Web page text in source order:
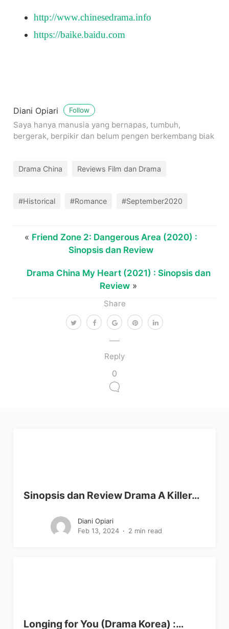
Share
Reply
0
http://www.chinesedrama.info
https://baike.baidu.com
Diani Opiari Follow
Saya hanya manusia yang bernapas, tumbuh,
bergerak, berpikir dan belum pengen berkembang biak
Drama China Reviews Film dan Drama
#Historical #Romance #September2020
« Friend Zone 2: Dangerous Area (2020) :
Sinopsis dan Review
Drama China My Heart (2021) : Sinopsis dan
Review »
Sinopsis dan Review Drama A Killer…
Diani Opiari
Feb 13, 2024
2 min read
Longing for You (Drama Korea) :…